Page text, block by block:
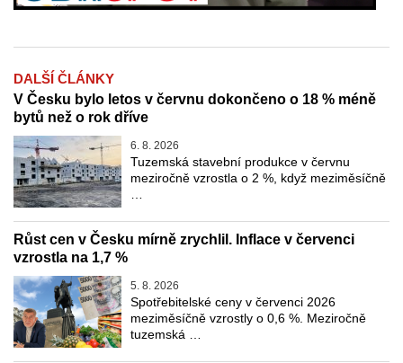
DALŠÍ ČLÁNKY
V Česku bylo letos v červnu dokončeno o 18 % méně
bytů než o rok dříve
6. 8. 2026
Tuzemská stavební produkce v červnu
meziročně vzrostla o 2 %, když meziměsíčně
…
Růst cen v Česku mírně zrychlil. Inflace v červenci
vzrostla na 1,7 %
5. 8. 2026
Spotřebitelské ceny v červenci 2026
meziměsíčně vzrostly o 0,6 %. Meziročně
tuzemská …